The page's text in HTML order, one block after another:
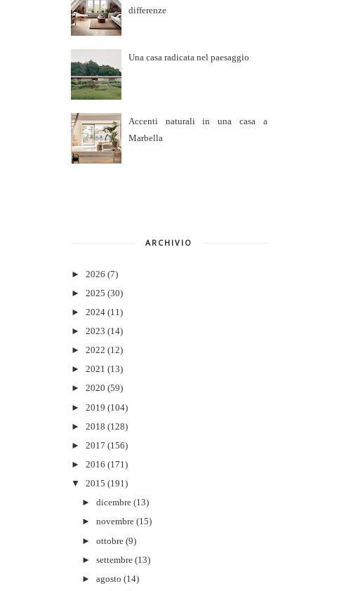
differenze
Una casa radicata nel paesaggio
Accenti naturali in una casa a
Marbella
ARCHIVIO
► 2026 (7)
► 2025 (30)
► 2024 (11)
► 2023 (14)
► 2022 (12)
► 2021 (13)
► 2020 (59)
► 2019 (104)
► 2018 (128)
► 2017 (156)
► 2016 (171)
▼
2015 (191)
► dicembre (13)
► novembre (15)
► ottobre (9)
► settembre (13)
► agosto (14)